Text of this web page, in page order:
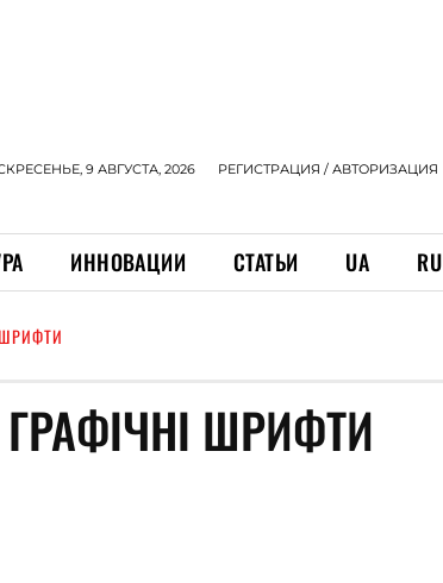
9 АВГУСТА, 2026 РЕГИСТРАЦИЯ / АВТОРИЗАЦИЯ
ИННОВАЦИИ СТАТЬИ UA RU
ШРИФТИ